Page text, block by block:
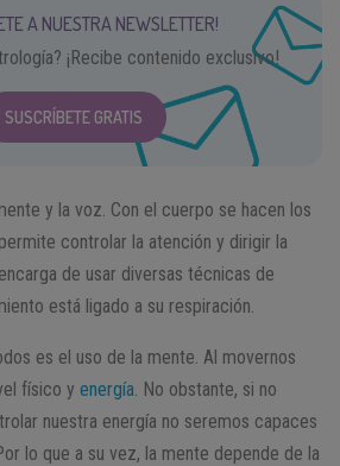
A NUESTRA NEWSLETTER!
¡Recibe contenido exclusivo!
SUSCRÍBETE GRATIS
y la voz. Con el cuerpo se hacen los
controlar la atención y dirigir la
de usar diversas técnicas de
está ligado a su respiración.
es el uso de la mente. Al movernos
físico y energía . No obstante, si no
nuestra energía no seremos capaces
lo que a su vez, la mente depende de la